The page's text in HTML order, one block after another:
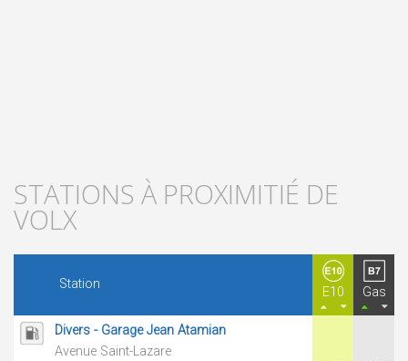
STATIONS À PROXIMITIÉ DE
VOLX
Station
E10 Gas
Divers - Garage Jean Atamian
Avenue Saint-Lazare